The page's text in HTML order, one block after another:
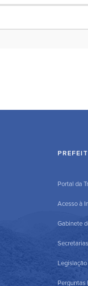
Portal da
Acesso à
Gabinete
Secretarias
Legislação
Perguntas